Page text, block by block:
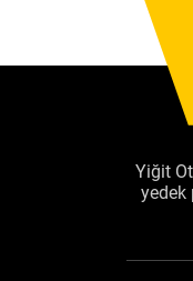
Yiğit
yedek